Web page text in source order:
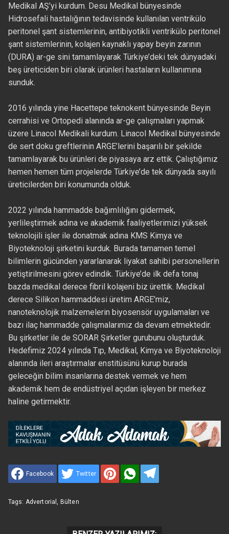
Medikal AŞ’yi kurdum. Desu Medikal bünyesinde
Hidrosefali hastalığının tedavisinde kullanılan ventrikülo
peritonel şant sistemlerinin, antibiyotikli ventrikülo peritonel
şant sistemlerinin, kolajen kaynaklı yapay beyin zarının
(DURA) ar-ge sini tamamlayarak Türkiye’deki tek dünyadaki
beş üreticiden biri olarak ürünleri hastaların kullanımına
sunduk.
2016 yılında yine Hacettepe teknokent bünyesinde Beyin
cerrahisi ve Ortopedi alanında ar-ge çalışmaları yapmak
üzere Linacol Medikali kurdum. Linacol Medikal bünyesinde
de sert doku greftlerinin ARGE’lerini başarılı bir şekilde
tamamlayarak bu ürünleri de piyasaya arz ettik. Çalıştığımız
hemen hemen tüm projelerde Türkiye’de tek dünyada sayılı
üreticilerden biri konumunda olduk.
2022 yılında hammadde bağımlılığını gidermek,
yerlileştirmek adına ve akademik faaliyetlerimizi yüksek
teknolojili işler ile donatmak adına KMS Kimya ve
Biyoteknoloji şirketini kurduk. Burada tamamen temel
bilimlerin gücünden yararlanarak liyakat sahibi personellerin
yetiştirilmesini görev edindik. Türkiye’de ilk defa tonaj
bazda medikal derece fibril kolajeni biz ürettik. Medikal
derece Silikon hammaddesi üretim ARGE’miz,
nanoteknolojik malzemelerin biyosensör uygulamaları ve
bazı ilaç hammadde çalışmalarımız da devam etmektedir.
Bu şirketler ile de SORAR Şirketler gurubunu oluşturduk.
Hedefimiz 2024 yılında Tıp, Medikal, Kimya ve Biyoteknoloji
alanında ileri araştırmalar enstitüsünü kurup burada
geleceğin bilim insanlarına destek vermek ve hem
akademik hem de endüstriyel açıdan işleyen bir merkez
haline getirmektir.
Facebook Twitter
Tags: Advertorial, Bülten